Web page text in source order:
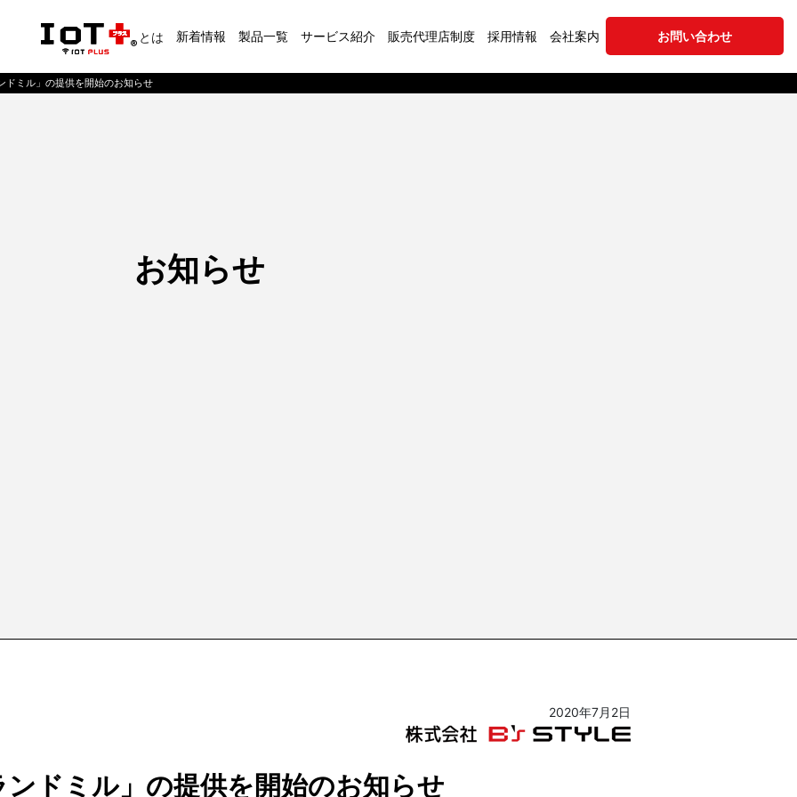
とは 新着情報 製品一覧 サービス紹介 販売代理店制度 採用情報 会社案内 お問い合わせ
ドミル」の提供を開始のお知らせ
お知らせ
2020年7月2日
ンドミル」の提供を開始のお知らせ